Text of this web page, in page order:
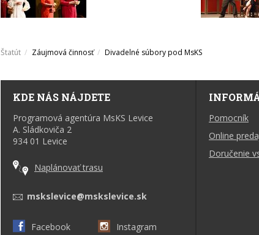
Štatút Záujmová činnosť Divadelné súbory pod MsKS
KDE NÁS NÁJDETE
Programová agentúra MsKS Levice
A. Sládkoviča 2
934 01 Levice
Naplánovať trasu
mskslevice@mskslevice.sk
Facebook Instagram
Pomocník
Online
Doručenie